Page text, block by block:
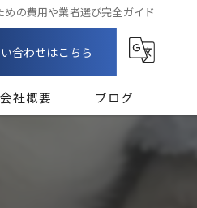
の費用や業者選び完全ガイド
合わせはこちら
会社概要 ブログ